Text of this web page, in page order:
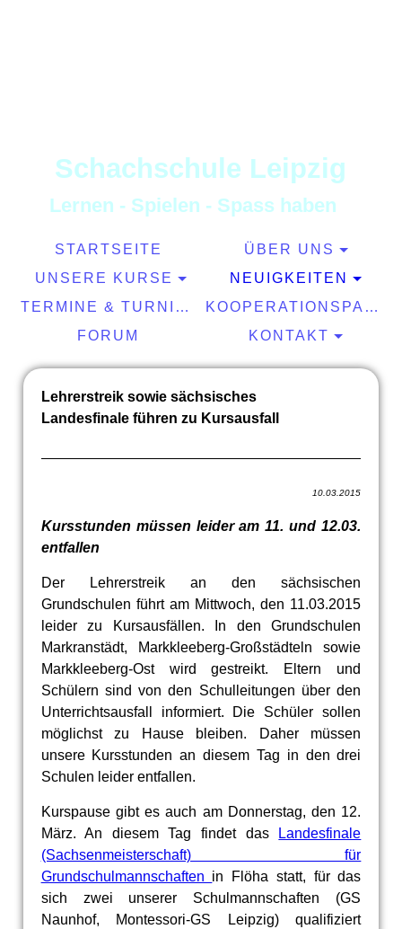
Schachschule Leipzig
Lernen - Spielen - Spass haben
STARTSEITE
ÜBER UNS
UNSERE KURSE
NEUIGKEITEN
TERMINE & TURNIERE
KOOPERATIONSPARTNER
FORUM
KONTAKT
Lehrerstreik sowie sächsisches
Landesfinale führen zu Kursausfall
10.03.2015
Kursstunden müssen leider am 11. und 12.03.
entfallen
Der Lehrerstreik an den sächsischen
Grundschulen führt am Mittwoch, den 11.03.2015
leider zu Kursausfällen. In den Grundschulen
Markranstädt, Markkleeberg-Großstädteln sowie
Markkleeberg-Ost wird gestreikt. Eltern und
Schülern sind von den Schulleitungen über den
Unterrichtsausfall informiert. Die Schüler sollen
möglichst zu Hause bleiben. Daher müssen
unsere Kursstunden an diesem Tag in den drei
Schulen leider entfallen.
Kurspause gibt es auch am Donnerstag, den 12.
März. An diesem Tag findet das
Landesfinale
(Sachsenmeisterschaft) für
Grundschulmannschaften in Flöha statt, für das
sich zwei unserer Schulmannschaften (GS
Naunhof, Montessori-GS Leipzig) qualifiziert